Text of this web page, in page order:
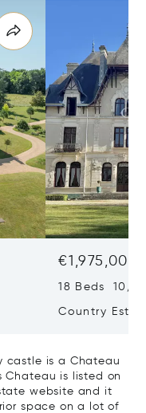
€1,975,000
18 Beds 10/2
Country
castle is a Chateau
Chateau is listed on
website and it
space on a lot of